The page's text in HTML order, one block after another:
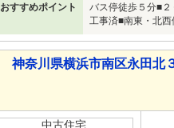
おすすめポイント
バス停徒歩５分■
工事済■南東・北
神奈川県横浜市南区永田北
中古住宅